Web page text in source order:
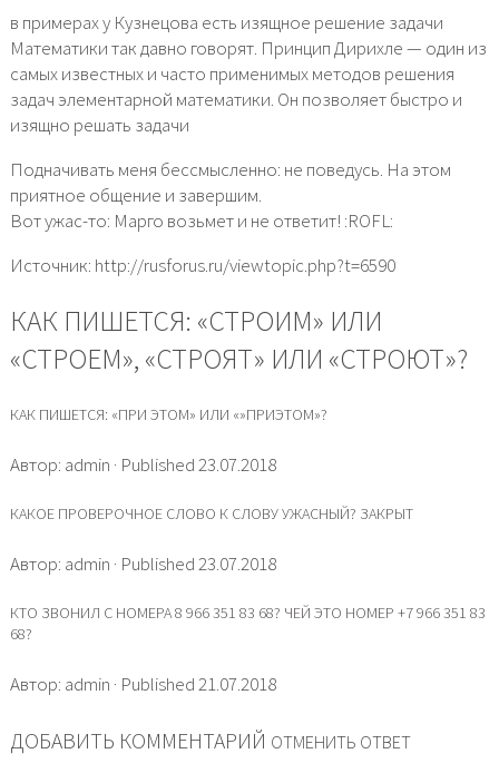
в примерах у Кузнецова есть изящное решение задачи
Математики так давно говорят. Принцип Дирихле — один из
самых известных и часто применимых методов решения
задач элементарной математики. Он позволяет быстро и
изящно решать задачи
Подначивать меня бессмысленно: не поведусь. На этом
приятное общение и завершим.
Вот ужас-то: Марго возьмет и не ответит! :ROFL:
Источник: http://rusforus.ru/viewtopic.php?t=6590
КАК ПИШЕТСЯ: «СТРОИМ» ИЛИ
«СТРОЕМ», «СТРОЯТ» ИЛИ «СТРОЮТ»?
КАК ПИШЕТСЯ: «ПРИ ЭТОМ» ИЛИ «»ПРИЭТОМ»?
Автор: admin · Published 23.07.2018
КАКОЕ ПРОВЕРОЧНОЕ СЛОВО К СЛОВУ УЖАСНЫЙ? ЗАКРЫТ
Автор: admin · Published 23.07.2018
КТО ЗВОНИЛ С НОМЕРА 8 966 351 83 68? ЧЕЙ ЭТО НОМЕР +7 966 351 83
68?
Автор: admin · Published 21.07.2018
ДОБАВИТЬ КОММЕНТАРИЙ ОТМЕНИТЬ ОТВЕТ